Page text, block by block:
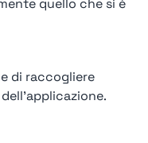
quello che si è
di raccogliere